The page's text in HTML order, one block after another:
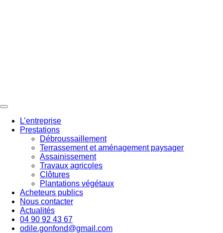
L’entreprise
Prestations
Débroussaillement
Terrassement et aménagement paysager
Assainissement
Travaux agricoles
Clôtures
Plantations végétaux
Acheteurs publics
Nous contacter
Actualités
04 90 92 43 67
odile.gonfond@gmail.com